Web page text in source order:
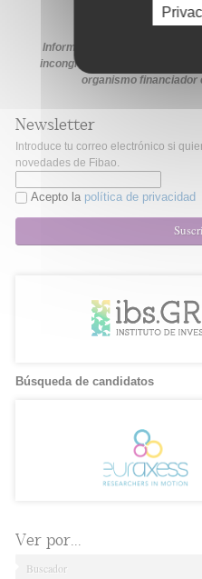
Información extraída de la
incongruencia, prevalecerá la
organismo financiador
Newsletter
Introduce tu correo electrónico si
novedades de Fibao.
Acepto la política de privacidad
Búsqueda de candidatos
Ver por...
Buscador